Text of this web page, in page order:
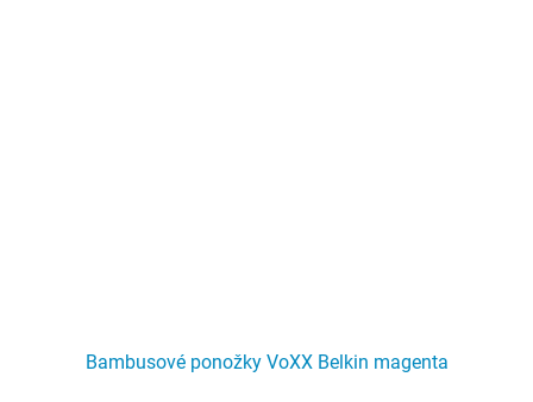
Bambusové ponožky VoXX Belkin magenta